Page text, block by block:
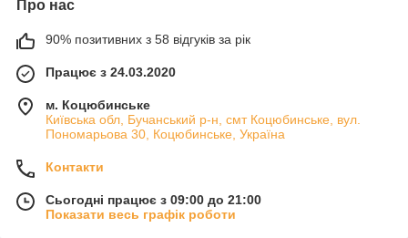
Про нас
90% позитивних з 58 відгуків за рік
Працює з 24.03.2020
м. Коцюбинське
Київська обл, Бучанський р-н, смт Коцюбинське, вул.
Пономарьова 30, Коцюбинське, Україна
Контакти
Сьогодні працює з 09:00 до 21:00
Показати весь графік роботи